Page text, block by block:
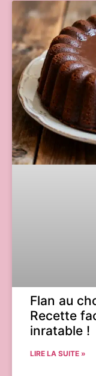
Flan au
Recette
inratable !
LIRE LA SUITE »